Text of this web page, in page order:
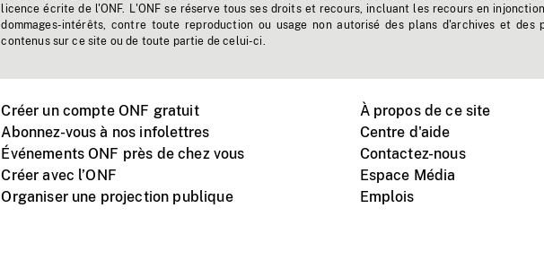
licence écrite de l'ONF. L'ONF se réserve tous ses droits et recours, incluant les recours en
dommages-intérêts, contre toute reproduction ou usage non autorisé des plans d'archives et des
contenus sur ce site ou de toute partie de celui-ci.
Créer un compte ONF gratuit
Abonnez-vous à nos infolettres
Événements ONF près de chez vous
Créer avec l’ONF
Organiser une projection publique
À propos de ce site
Centre d'aide
Contactez-nous
Espace Média
Emplois